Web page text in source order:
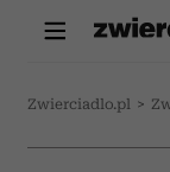
Zwierciadlo.pl >